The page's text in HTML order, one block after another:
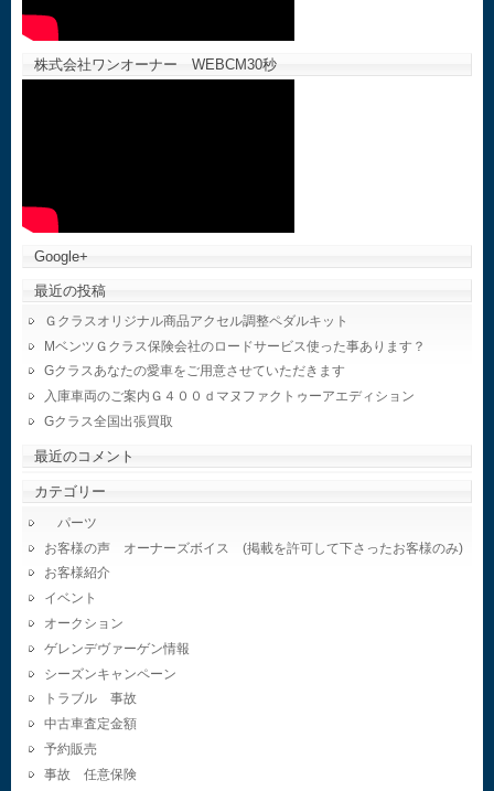
株式会社ワンオーナー WEBCM30秒
Google+
最近の投稿
Ｇクラスオリジナル商品アクセル調整ペダルキット
MベンツＧクラス保険会社のロードサービス使った事あります？
Gクラスあなたの愛車をご用意させていただきます
入庫車両のご案内Ｇ４００ｄマヌファクトゥーアエディション
Gクラス全国出張買取
最近のコメント
カテゴリー
パーツ
お客様の声 オーナーズボイス (掲載を許可して下さったお客様のみ)
お客様紹介
イベント
オークション
ゲレンデヴァーゲン情報
シーズンキャンペーン
トラブル 事故
中古車査定金額
予約販売
事故 任意保険